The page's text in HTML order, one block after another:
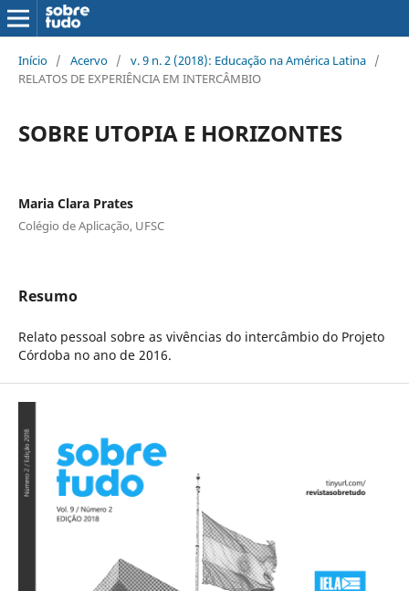
Início / Acervo / v. 9 n. 2 (2018): Educação na América Latina /
RELATOS DE EXPERIÊNCIA EM INTERCÂMBIO
SOBRE UTOPIA E HORIZONTES
Maria Clara Prates
Colégio de Aplicação, UFSC
Resumo
Relato pessoal sobre as vivências do intercâmbio do Projeto
Córdoba no ano de 2016.